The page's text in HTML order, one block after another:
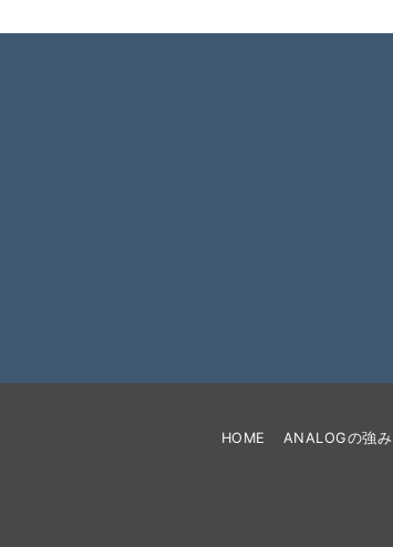
HOME ANALOGの強み